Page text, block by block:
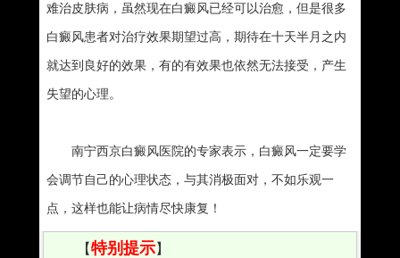
难治皮肤病，虽然现在白癜风已经可以治愈，但是很多
白癜风患者对治疗效果期望过高，期待在十天半月之内
就达到良好的效果，有的有效果也依然无法接受，产生
失望的心理。
南宁西京白癜风医院的专家表示，白癜风一定要学
会调节自己的心理状态，与其消极面对，不如乐观一
点，这样也能让病情尽快康复！
【特别提示】